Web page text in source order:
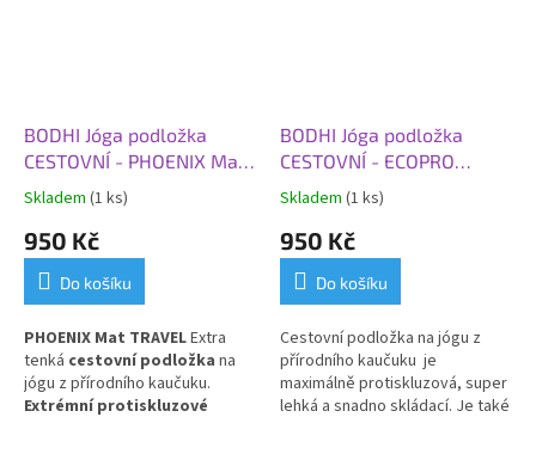
BODHI Jóga podložka
CESTOVNÍ - PHOENIX Mat
TRAVEL Living Flower, 185
x 66 x 0,2 cm, bobule
Skladem (1 ks)
950 Kč
Do košíku
PHOENIX Mat TRAVELExtra
tenká cestovní podložka na
jógu z přírodního kaučuku.
Extrémní protiskluzové
BODHI Jóga podložka
CESTOVNÍ - ECOPRO
TRAVEL, 185x60x0,13 cm,
Skladem (1 ks)
950 Kč
Do košíku
Cestovní podložka na jógu z
přírodního kaučuku je
maximálně protiskluzová, super
lehká a snadno skládací. Je také